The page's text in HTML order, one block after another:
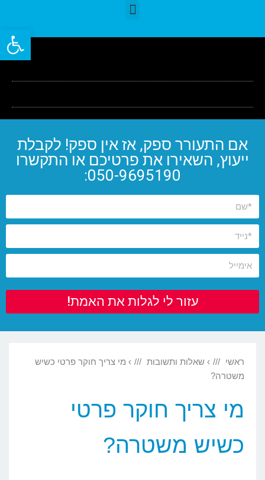
אם התעורר ספק, אז אין ספק! לקבלת
ייעוץ, השאירו את פרטיכם או התקשרו
050-9695190:
עזור לי לגלות את האמת!
ראשי › שאלות ותשובות › מי צריך חוקר פרטי כשיש
משטרה?
מי צריך חוקר פרטי
כשיש משטרה?
פתח